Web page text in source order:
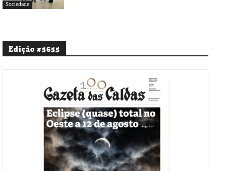
Sociedade
Edição #5655